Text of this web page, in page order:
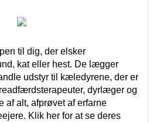
til dig, der elsker
kat eller hest. De lægger
udstyr til kæledyrene, der er
dyrlæger og
af alt, afprøvet af erfarne
Klik her for at se deres